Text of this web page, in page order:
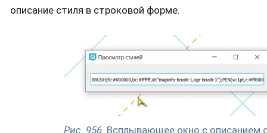
описание стиля в строковой форме.
Рис. 956. Всплывающее окно с описанием